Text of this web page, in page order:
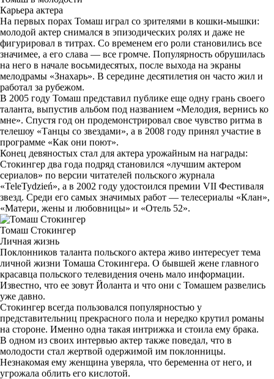
Карьера актера
На первых порах Томаш играл со зрителями в кошки-мышки:
молодой актер снимался в эпизодических ролях и даже не
фигурировал в титрах. Со временем его роли становились все
значимее, а его слава — все громче. Популярность обрушилась
на него в начале восьмидесятых, после выхода на экраны
мелодрамы «Знахарь». В середине десятилетия он часто жил и
работал за рубежом.
В 2005 году Томаш представил публике еще одну грань своего
таланта, выпустив альбом под названием «Мелодия, вернись ко
мне». Спустя год он продемонстрировал свое чувство ритма в
телешоу «Танцы со звездами», а в 2008 году принял участие в
программе «Как они поют».
Конец девяностых стал для актера урожайным на награды:
Стокингер два года подряд становился «лучшим актером
сериалов» по версии читателей польского журнала
«TeleTydzień», а в 2002 году удостоился премии VII Фестиваля
звезд. Среди его самых значимых работ — телесериалы «Клан»,
«Матери, жены и любовницы» и «Отель 52».
Томаш Стокингер
Личная жизнь
Поклонников таланта польского актера живо интересует тема
личной жизни Томаша Стокингера. О бывшей жене главного
красавца польского телевидения очень мало информации.
Известно, что ее зовут Йоланта и что они с Томашем развелись
уже давно.
Стокингер всегда пользовался популярностью у
представительниц прекрасного пола и нередко крутил романы
на стороне. Именно одна такая интрижка и стоила ему брака.
В одном из своих интервью актер также поведал, что в
молодости стал жертвой одержимой им поклонницы.
Незнакомая ему женщина уверяла, что беременна от него, и
угрожала облить его кислотой.